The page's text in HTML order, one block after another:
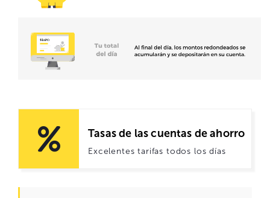
Tasas de las cuentas de ahorro
Excelentes tarifas todos los días